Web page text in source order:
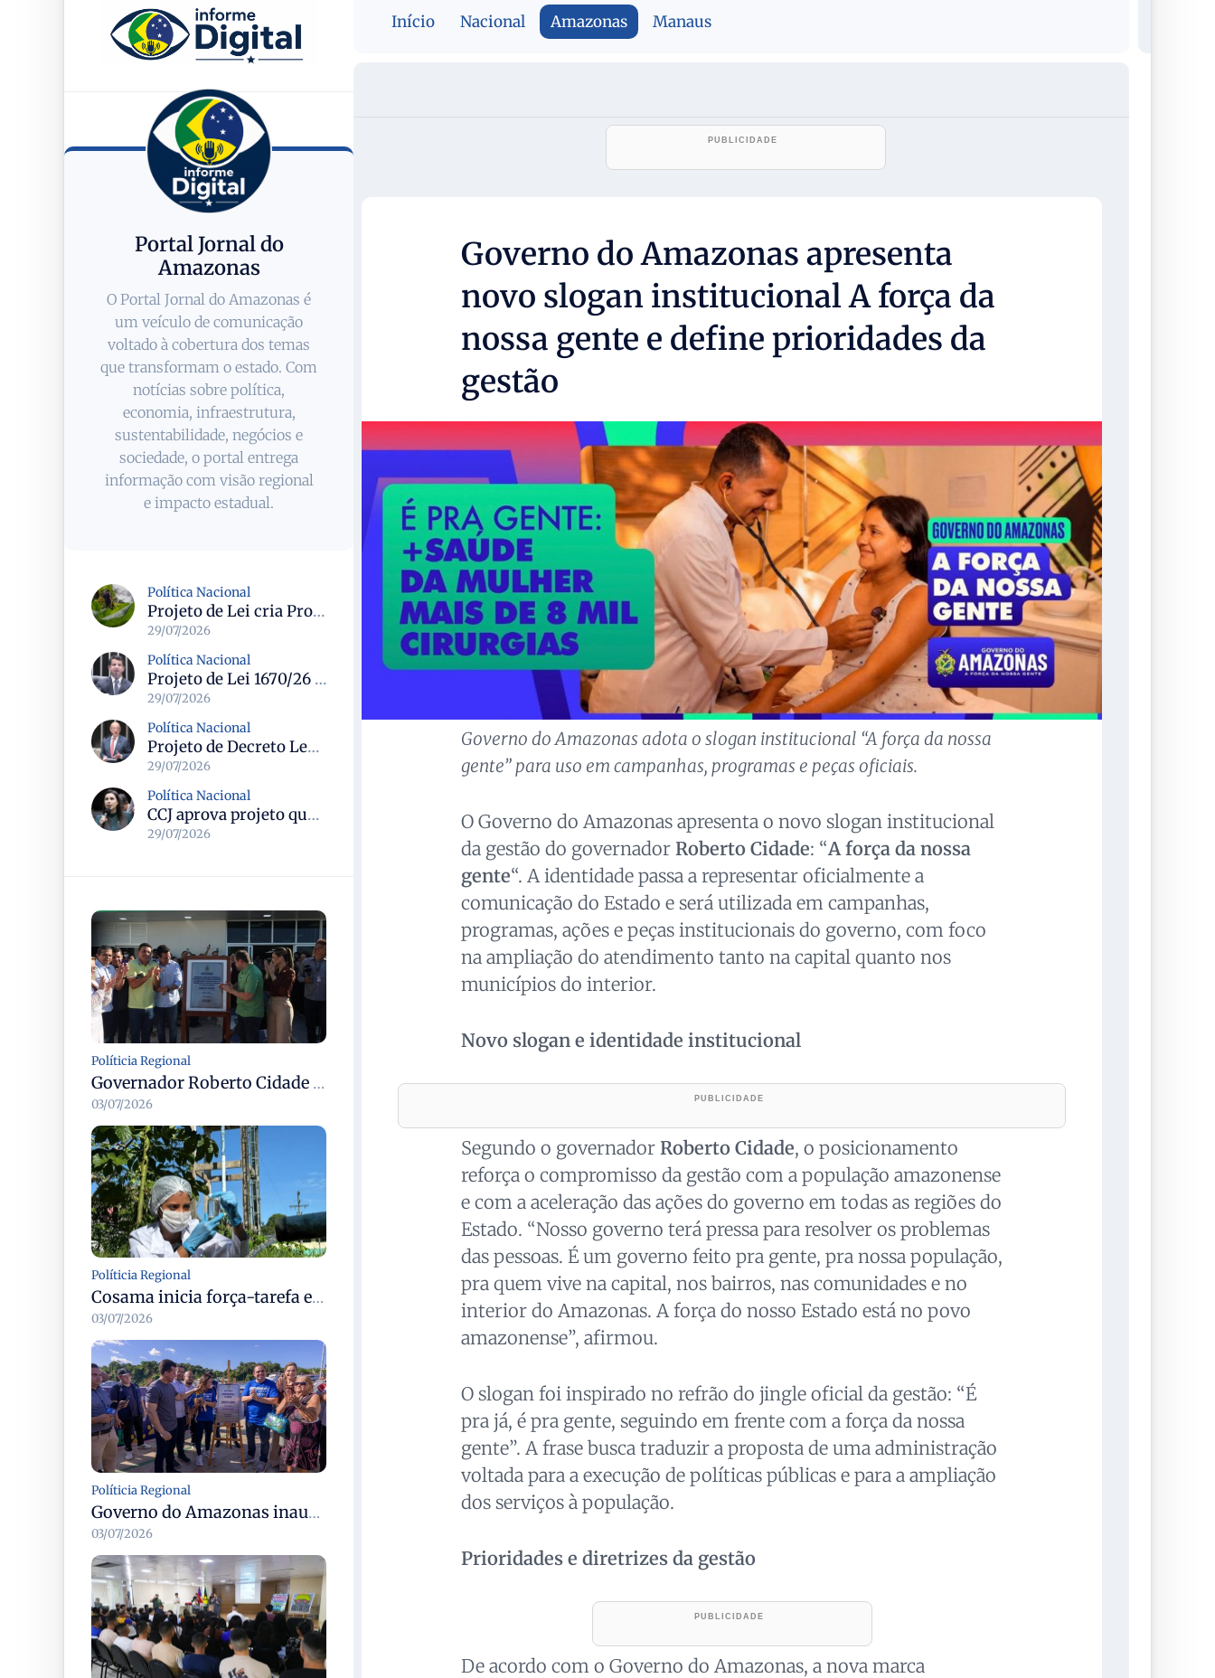
Portal Jornal do
Amazonas
O Portal Jornal do Amazonas é
um veículo de comunicação
voltado à cobertura dos temas
que transformam o estado. Com
notícias sobre política,
economia, infraestrutura,
sustentabilidade, negócios e
sociedade, o portal entrega
informação com visão regional
e impacto estadual.
Política Nacional
Projeto de Lei cria Programa Nacional para assentamentos periurbanos e semirrurais com foco na produção familiar
29/07/2026
Política Nacional
Projeto de Lei 1670/26 propõe limite de idade dos táxis em 15 anos e prevê linhas de crédito para renovação da frota
29/07/2026
Política Nacional
Projeto de Decreto Legislativo propõe suspender demarcações de terras indígenas em Santa Catarina e questiona conformidade legal
29/07/2026
Política Nacional
CCJ aprova projeto que formaliza o uso do termo pedofilia no Código Penal e no ECA
29/07/2026
Políticia Regional
Governador Roberto Cidade entrega readequação do ambulatório da FCecon e amplia capacidade de atendimento oncológico em Manaus
03/07/2026
Políticia Regional
Cosama inicia força-tarefa em Anamã para fortalecer abastecimento de água e segurança hídrica da população
03/07/2026
Políticia Regional
Governo do Amazonas inaugura primeiro Castramóvel Fluvial para atendimento veterinário às comunidades ribeirinhas e castração gratuita
03/07/2026
Início Nacional Amazonas Manaus
Governo do Amazonas apresenta
novo slogan institucional A força da
nossa gente e define prioridades da
gestão
Governo do Amazonas adota o slogan institucional “A força da nossa
gente” para uso em campanhas, programas e peças oficiais.
O Governo do Amazonas apresenta o novo slogan institucional
da gestão do governador Roberto Cidade: “A força da nossa
gente“. A identidade passa a representar oficialmente a
comunicação do Estado e será utilizada em campanhas,
programas, ações e peças institucionais do governo, com foco
na ampliação do atendimento tanto na capital quanto nos
municípios do interior.
Novo slogan e identidade institucional
Segundo o governador Roberto Cidade, o posicionamento
reforça o compromisso da gestão com a população amazonense
e com a aceleração das ações do governo em todas as regiões do
Estado. “Nosso governo terá pressa para resolver os problemas
das pessoas. É um governo feito pra gente, pra nossa população,
pra quem vive na capital, nos bairros, nas comunidades e no
interior do Amazonas. A força do nosso Estado está no povo
amazonense”, afirmou.
O slogan foi inspirado no refrão do jingle oficial da gestão: “É
pra já, é pra gente, seguindo em frente com a força da nossa
gente”. A frase busca traduzir a proposta de uma administração
voltada para a execução de políticas públicas e para a ampliação
dos serviços à população.
Prioridades e diretrizes da gestão
De acordo com o Governo do Amazonas, a nova marca